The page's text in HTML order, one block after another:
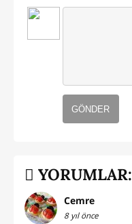
GÖNDER
YORUMLAR:
Cemre
8 yıl önce